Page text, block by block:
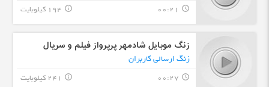
query_builder
00:21 194 کیلوبایت info_outline
زنگ موبایل شادمهر پرپرواز فیلم و سریال
زنگ ارسالی کاربران
query_builder
00:27 241 کیلوبایت info_outline